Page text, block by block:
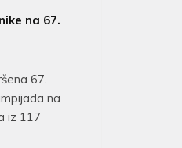
na 67.
67.
na
iz 117